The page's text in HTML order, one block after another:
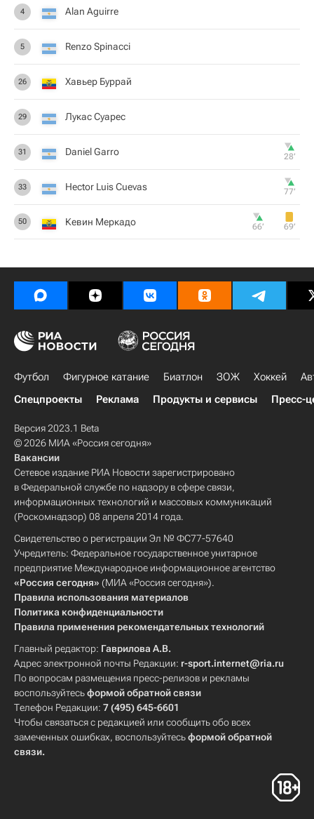
4 Alan Aguirre
5 Renzo Spinacci
26 Хавьер Буррай
29 Лукас Суарес
31 Daniel Garro 28‎’‎
33 Hector Luis Cuevas 77‎’‎
50 Кевин Меркадо 66‎’‎ 69‎’‎
Футбол Фигурное катание Биатлон ЗОЖ Хоккей
Спецпроекты
Реклама Продукты и сервисы Пресс-
Версия 2023.1 Beta
© 2026 МИА «Россия сегодня»
Вакансии
Сетевое издание РИА Новости зарегистрировано
в Федеральной службе по надзору в сфере связи,
информационных технологий и массовых коммуникаций
(Роскомнадзор) 08 апреля 2014 года.
Свидетельство о регистрации Эл № ФС77-57640
Учредитель: Федеральное государственное унитарное
предприятие Международное информационное агентство
«Россия сегодня» (МИА «Россия сегодня»).
Правила использования материалов
Политика конфиденциальности
Правила применения рекомендательных технологий
Главный редактор: Гаврилова А.В.
Адрес электронной почты Редакции: r-sport.internet@ria.ru
По вопросам размещения пресс-релизов и рекламы
воспользуйтесьформой обратной связи
Телефон Редакции: 7 (495) 645-6601
Чтобы связаться с редакцией или сообщить обо всех
замеченных ошибках, воспользуйтесьформой обратной
связи.